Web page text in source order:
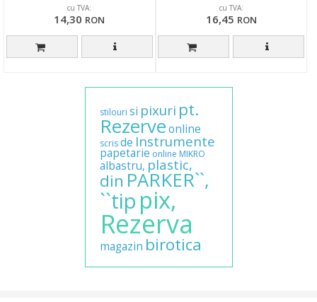
cu TVA:
14,30 RON
cu TVA:
16,45 RON
stilouri si pixuri pt.
Rezerveonline
scris de Instrumente
papetarie online MIKRO
albastru, plastic,
din PARKER``,
``tip pix,
Rezerva
magazin birotica